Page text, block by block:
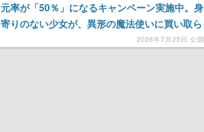
元率が「50％」になるキャンペーン実施中。身
寄りのない少女が、異形の魔法使いに買い取ら
れる場面からはじまる人気作。1～24巻購入で
2026年7月25日 公開